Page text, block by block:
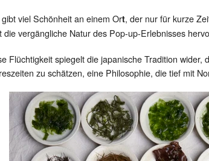
viel Schönheit an einem Ort, der nur für kurze
die vergängliche Natur des Pop-up-Erlebnisses
Flüchtigkeit spiegelt die japanische Tradition
zu schätzen, eine Philosophie, die tief mit